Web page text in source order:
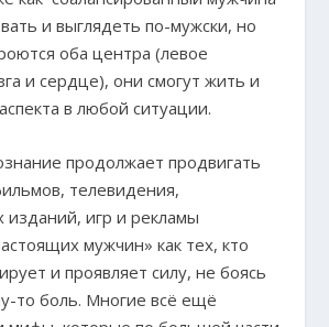
и выглядеть по-мужски, но
оба центра (левое
и сердце), они смогут жить и
в любой ситуации.
продолжает продвигать
телевидения,
изданий, игр и рекламы
мужчин» как тех, кто
и проявляет силу, не боясь
то боль. Многие всё ещё